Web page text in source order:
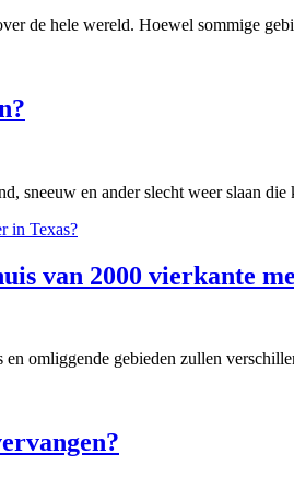
de hele wereld. Hoewel sommige
sneeuw en ander slecht weer slaan
van 2000 vierkante
omliggende gebieden zullen